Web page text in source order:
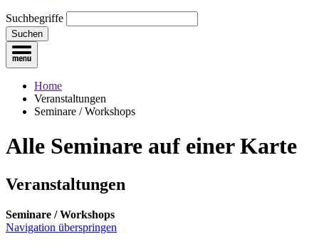
Suchbegriffe
Suchen
Home
Veranstaltungen
Seminare / Workshops
Alle Seminare auf einer Karte
Veranstaltungen
Seminare / Workshops
Navigation überspringen